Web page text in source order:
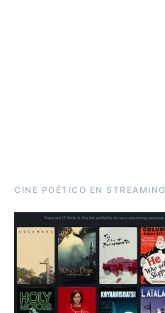
CINE POÉTICO EN STREAMING